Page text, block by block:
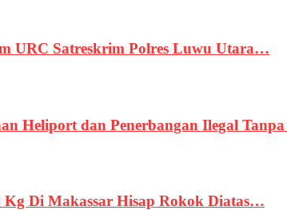
URC Satreskrim Polres Luwu Utara…
Heliport dan Penerbangan Ilegal
Di Makassar Hisap Rokok Diatas…